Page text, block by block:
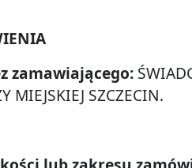
zamawiającego:
MIEJSKIEJ SZCZECIN.